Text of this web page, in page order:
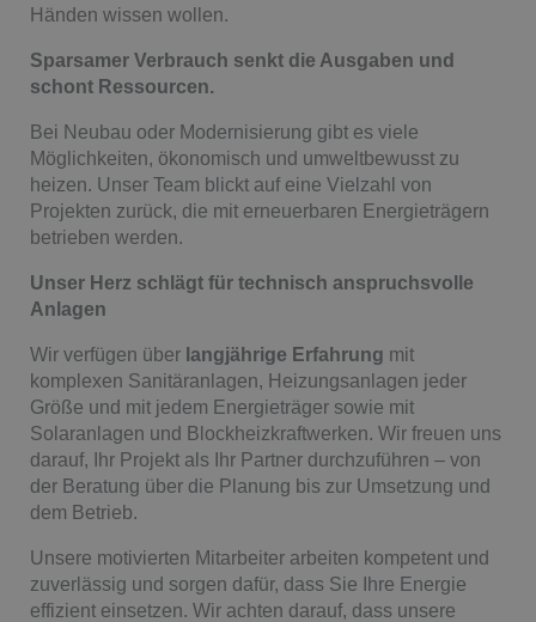
Händen wissen wollen.
Sparsamer Verbrauch senkt die Ausgaben und
schont Ressourcen.
Bei Neubau oder Modernisierung gibt es viele
Möglichkeiten, ökonomisch und umweltbewusst zu
heizen. Unser Team blickt auf eine Vielzahl von
Projekten zurück, die mit erneuerbaren Energieträgern
betrieben werden.
Unser Herz schlägt für technisch anspruchsvolle
Anlagen
Wir verfügen über langjährige Erfahrung mit
komplexen Sanitäranlagen, Heizungsanlagen jeder
Größe und mit jedem Energieträger sowie mit
Solaranlagen und Blockheizkraftwerken. Wir freuen uns
darauf, Ihr Projekt als Ihr Partner durchzuführen – von
der Beratung über die Planung bis zur Umsetzung und
dem Betrieb.
Unsere motivierten Mitarbeiter arbeiten kompetent und
zuverlässig und sorgen dafür, dass Sie Ihre Energie
effizient einsetzen. Wir achten darauf, dass unsere